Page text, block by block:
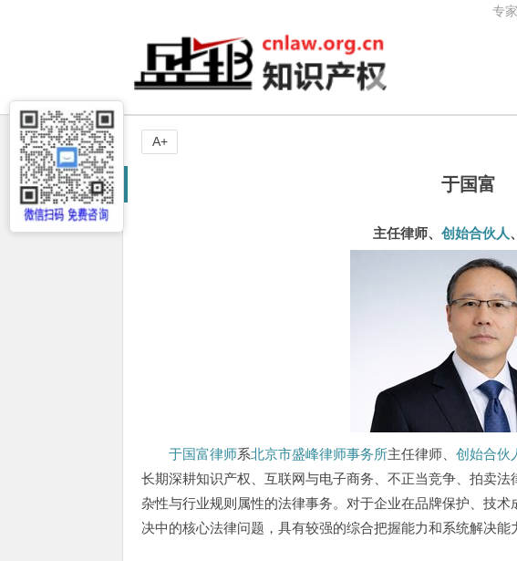
专
于国富
主任律师、创始合伙人
于国富律师系北京市盛峰律师事务所主任律师、创始合伙
长期深耕知识产权、互联网与电子商务、不正当竞争、拍卖
杂性与行业规则属性的法律事务。对于企业在品牌保护、技
决中的核心法律问题，具有较强的综合把握能力和系统解决能
A+